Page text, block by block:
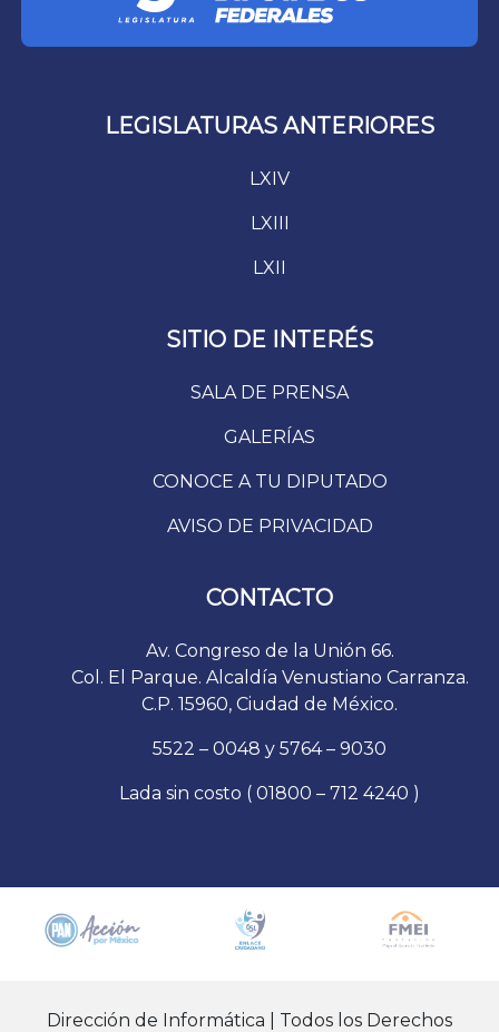
LEGISLATURAS ANTERIORES
LXIV
LXIII
LXII
SITIO DE INTERÉS
SALA DE PRENSA
GALERÍAS
CONOCE A TU DIPUTADO
AVISO DE PRIVACIDAD
CONTACTO
Av. Congreso de la Unión 66.
Col. El Parque. Alcaldía Venustiano Carranza.
C.P. 15960, Ciudad de México.
5522 – 0048 y 5764 – 9030
Lada sin costo ( 01800 – 712 4240 )
Dirección de Informática | Todos los Derechos